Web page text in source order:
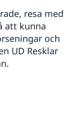
resa med
att kunna
och
UD Resklar